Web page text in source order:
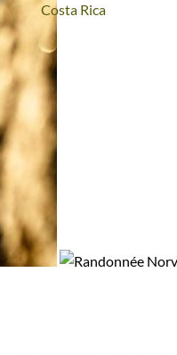
Voyage
Costa Rica